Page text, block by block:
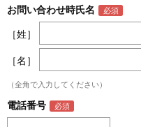
お問い合わせ時氏名
［姓］
［名］
（全角で入力してください）
電話番号